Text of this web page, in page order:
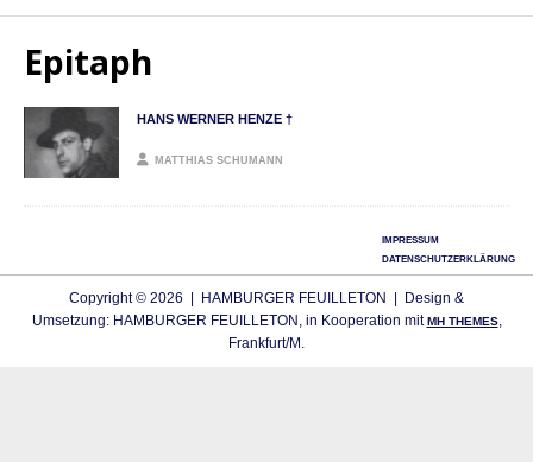
Epitaph
HANS WERNER HENZE †
MATTHIAS SCHUMANN
IMPRESSUM
DATENSCHUTZERKLÄRUNG
Copyright © 2026 | HAMBURGER FEUILLETON | Design &
Umsetzung: HAMBURGER FEUILLETON, in Kooperation mitMH THEMES,
Frankfurt/M.